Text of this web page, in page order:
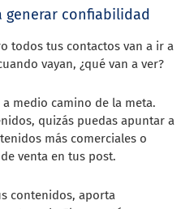
generar confiabilidad
todos tus contactos van a ir a
vayan, ¿qué van a ver?
medio camino de la meta.
quizás puedas apuntar a
más comerciales o
venta en tus post.
contenidos, aporta